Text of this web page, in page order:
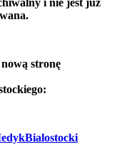
i nie jest już
stronę